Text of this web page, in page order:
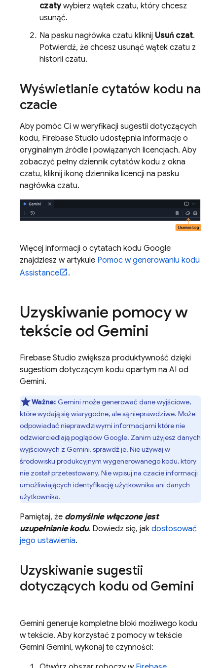
czatywybierz wątek czatu, który chcesz
usunąć.
Na pasku nagłówka czatu kliknij Usuń czat.
Potwierdź, że chcesz usunąć wątek czatu z
historii czatu.
Wyświetlanie cytatów kodu na
czacie
Aby pomóc Ci w weryfikacji sugestii dotyczących
kodu, Firebase Studio udostępnia informacje o
oryginalnym źródle i powiązanych licencjach. Aby
zobaczyć pełny dziennik cytatów kodu z okna
czatu, kliknij ikonę dziennika licencji na pasku
nagłówka czatu.
Więcej informacji o cytatach kodu Google
znajdziesz w artykule Pomoc w generowaniu kodu
Assistance
.
Uzyskiwanie pomocy w
tekście od Gemini
Firebase Studio zwiększa produktywność dzięki
sugestiom dotyczącym kodu opartym na AI od
Gemini.
Ważne: Gemini może generować dane wyjściowe,
które wydają się wiarygodne, ale są nieprawdziwe. Może
odpowiadać nieprawdziwymi informacjami które nie
odzwierciedlają poglądów Google. Zanim użyjesz danych
wyjściowych z Gemini, sprawdź je. Nie używaj w
środowisku produkcyjnym wygenerowanego kodu, który
nie został przetestowany. Nie wpisuj na czacie informacji
umożliwiających identyfikację użytkownika ani danych
użytkownika.
Pamiętaj, że domyślnie włączone jest
uzupełnianie kodu. Dowiedz się, jakdostosować
jego ustawienia.
Uzyskiwanie sugestii
dotyczących kodu od Gemini
Gemini generuje kompletne bloki możliwego kodu
w tekście. Aby korzystać z pomocy w tekście
Gemini Gemini, wykonaj te czynności: